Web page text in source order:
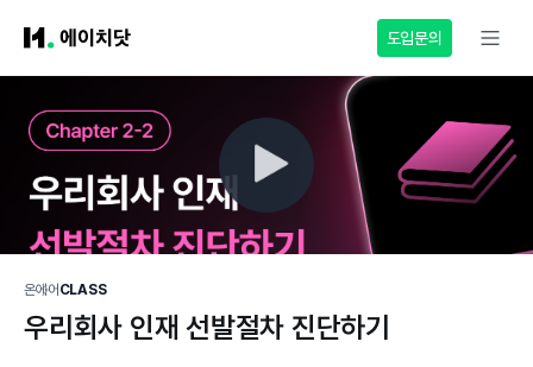
도입문의
온에어 CLASS
우리회사 인재 선발절차 진단하기